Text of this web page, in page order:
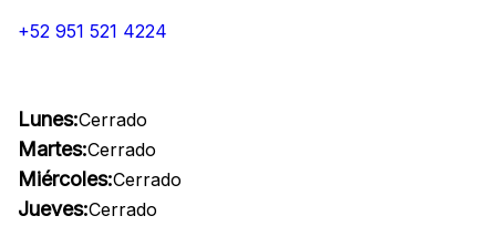
+52 951 521 4224
Lunes:Cerrado
Martes:Cerrado
Miércoles:Cerrado
Jueves:Cerrado